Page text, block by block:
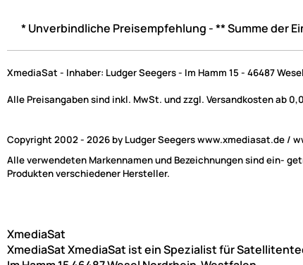
* Unverbindliche Preisempfehlung - ** Summe der
XmediaSat - Inhaber: Ludger Seegers - Im Hamm 15 - 46487
Alle Preisangaben sind inkl. MwSt. und zzgl. Versandkosten ab
Copyright 2002 - 2026 by Ludger Seegers www.xmediasat.de /
Alle verwendeten Markennamen und Bezeichnungen sind ein-
Produkten verschiedener Hersteller.
XmediaSat
XmediaSatXmediaSat ist ein Spezialist für